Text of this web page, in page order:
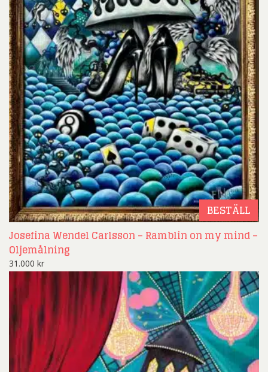
BESTÄLL
Josefina Wendel Carlsson – Ramblin on my mind –
Oljemålning
31.000 kr